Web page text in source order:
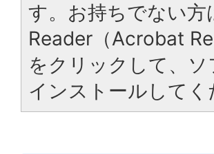
す。お持ちでない
Reader（Acrobat
をクリックして、
インストールしてく